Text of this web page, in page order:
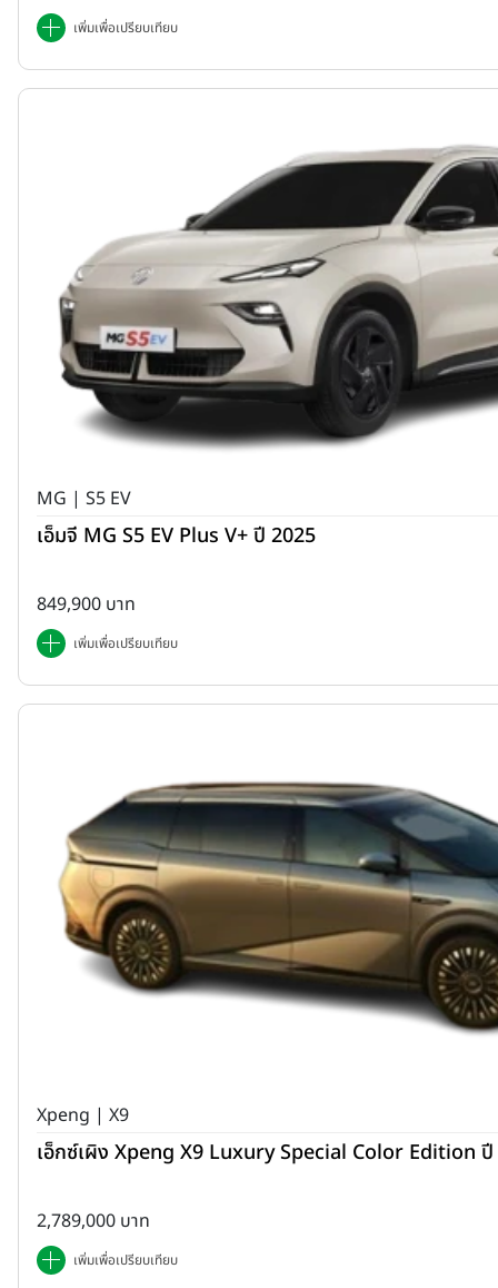
เพิ่มเพื่อเปรียบเทียบ
MG | S5 EV
เอ็มจี MG S5 EV Plus V+ ปี 2025
849,900 บาท
เพิ่มเพื่อเปรียบเทียบ
Xpeng | X9
เอ็กซ์เผิง Xpeng X9 Luxury Special Color Edition
2,789,000 บาท
เพิ่มเพื่อเปรียบเทียบ